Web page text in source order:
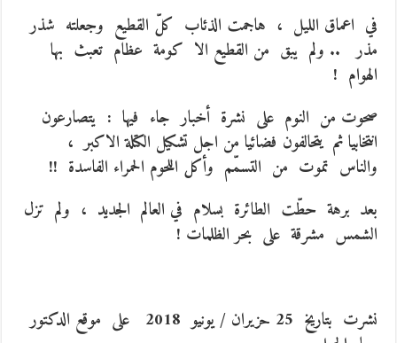
في اعماق الليل ، هاجمت الذئاب كلّ القطيع وجعلته شذر
مذر .. ولم يبق من القطيع الا كومة عظام تعبث بها
الهوام !
صحوت من النوم على نشرة أخبار جاء فيها : يتصارعون
انتخابيا ثم يتحالفون فضائيا من اجل تشكيل الكتلة الاكبر ،
والناس تموت من التسمّم وأكل اللحوم الحمراء الفاسدة !!
بعد برهة حطّت الطائرة بسلام في العالم الجديد ، ولم تزل
الشمس مشرقة على بحر الظلمات !
نشرت بتاريخ 25 حزيران / يونيو 2018 على موقع الدكتور